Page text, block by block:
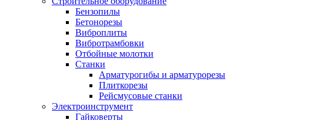
Бензопилы
Бетонорезы
Виброплиты
Вибротрамбовки
Отбойные молотки
Станки
Арматурогибы и арматурорезы
Плиткорезы
Рейсмусовые станки
Электроинструмент
Гайковерты